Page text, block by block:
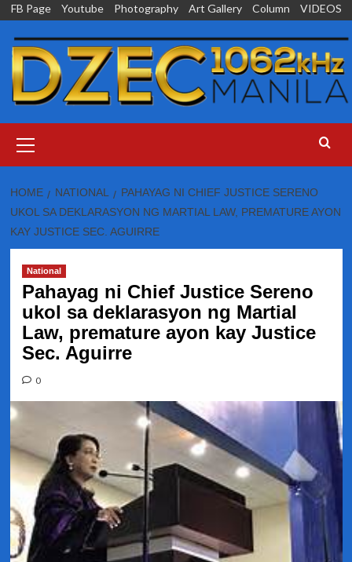
Skip
content
FB Page Youtube Photography Art Gallery Column VIDEOS
Menu
HOME NATIONAL
PAHAYAG NI CHIEF JUSTICE SERENO
UKOL SA DEKLARASYON NG MARTIAL LAW, PREMATURE AYON
KAY JUSTICE SEC. AGUIRRE
National
Pahayag ni Chief Justice Sereno
ukol sa deklarasyon ng Martial
Law, premature ayon kay Justice
Sec. Aguirre
0